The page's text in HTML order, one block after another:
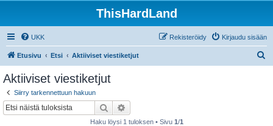
ThisHardLand
UKK Kirjaudu sisään
Rekisteröidy
Etusivu Etsi Aktiiviset viestiketjut
Aktiiviset viestiketjut
Siirry tarkennettuun hakuun
Etsi
Haku löysi 1 tuloksen • Sivu 1/1